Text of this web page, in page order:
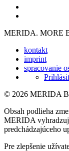
MERIDA. MORE
kontakt
imprint
spracovanie
© 2026 MERIDA
Obsah podlieha
MERIDA
predchádzajúceho
Pre zlepšenie